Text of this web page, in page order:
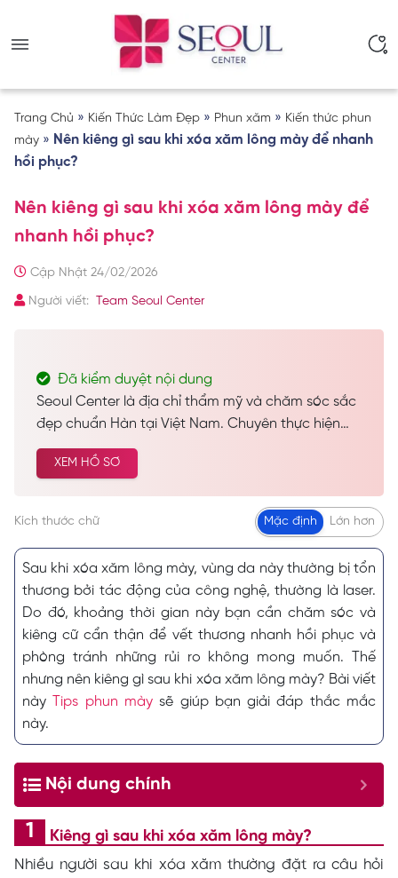
Trang Chủ » Kiến Thức Làm Đẹp » Phun xăm » Kiến thức phun
mày » Nên kiêng gì sau khi xóa xăm lông mày để nhanh
hồi phục?
Nên kiêng gì sau khi xóa xăm lông mày để
nhanh hồi phục?
Cập Nhật 24/02/2026
Người viết: Team Seoul Center
Đã kiểm duyệt nội dung
Seoul Center là địa chỉ thẩm mỹ và chăm sóc sắc
đẹp chuẩn Hàn tại Việt Nam. Chuyên thực hiện
các dịch vụ spa làm đẹp, chăm sóc da công nghệ
cao… Được nhiều khách hàng tin tưởng và lựa
XEM HỒ SƠ
Kích thước chữ Mặc định Lớn hơn
Sau khi xóa xăm lông mày, vùng da này thường bị tổn
thương bởi tác động của công nghệ, thường là laser.
Do đó, khoảng thời gian này bạn cần chăm sóc và
kiêng cữ cẩn thận để vết thương nhanh hồi phục và
phòng tránh những rủi ro không mong muốn. Thế
nhưng nên kiêng gì sau khi xóa xăm lông mày? Bài viết
này
Tips phun màysẽ giúp bạn giải đáp thắc mắc
này.
Nội dung chính
Kiêng gì sau khi xóa xăm lông mày?
Nhiều người sau khi xóa xăm thường đặt ra câu hỏi